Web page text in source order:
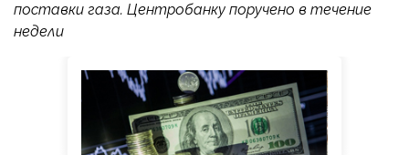
поставки газа. Центробанку поручено в течение
недели